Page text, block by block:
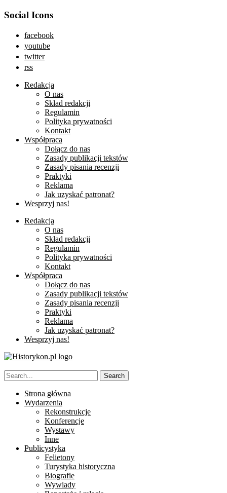
Social Icons
facebook
youtube
twitter
rss
Redakcja
O nas
Skład redakcji
Regulamin
Polityka prywatności
Kontakt
Współpraca
Dołącz do nas
Zasady publikacji tekstów
Zasady pisania recenzji
Praktyki
Reklama
Jak uzyskać patronat?
Wesprzyj nas!
Redakcja
O nas
Skład redakcji
Regulamin
Polityka prywatności
Kontakt
Współpraca
Dołącz do nas
Zasady publikacji tekstów
Zasady pisania recenzji
Praktyki
Reklama
Jak uzyskać patronat?
Wesprzyj nas!
Strona główna
Wydarzenia
Rekonstrukcje
Konferencje
Wystawy
Inne
Publicystyka
Felietony
Turystyka historyczna
Biografie
Wywiady